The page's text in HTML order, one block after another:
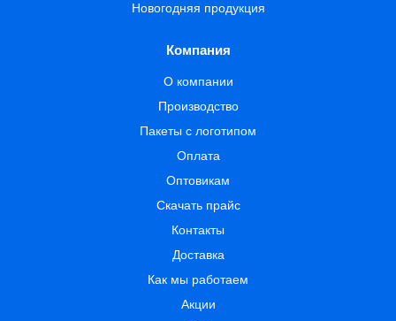
Новогодняя продукция
Компания
О компании
Производство
Пакеты с логотипом
Оплата
Оптовикам
Скачать прайс
Контакты
Доставка
Как мы работаем
Акции